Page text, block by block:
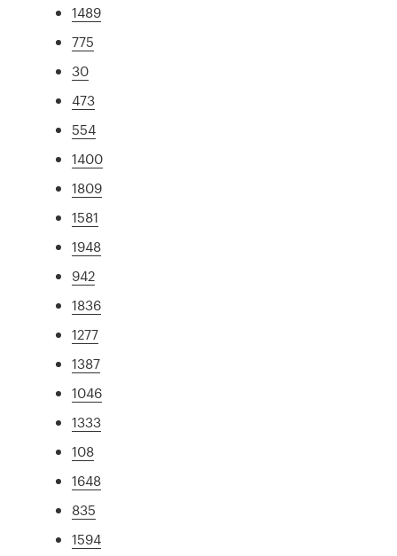
1489
775
30
473
554
1400
1809
1581
1948
942
1836
1277
1387
1046
1333
108
1648
835
1594